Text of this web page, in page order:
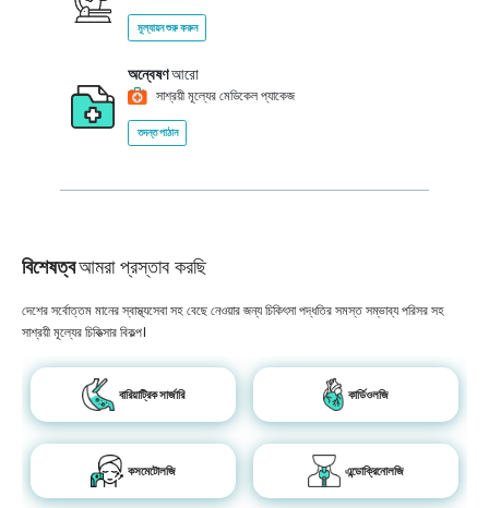
মূল্যায়ন শুরু করুন
অন্বেষণআরো
সাশ্রয়ী মূল্যের মেডিকেল প্যাকেজ
তদন্ত পাঠান
বিশেষত্বআমরা প্রস্তাব করছি
দেশের সর্বোত্তম মানের স্বাস্থ্যসেবা সহ বেছে নেওয়ার জন্য চিকিৎসা পদ্ধতির সমস্ত সম্ভাব্য পরিসর সহ
সাশ্রয়ী মূল্যের চিকিত্সার বিকল্প।
বারিয়াট্রিক সার্জারি কার্ডিওলজি
কসমেটোলজি এন্ডোক্রিনোলজি